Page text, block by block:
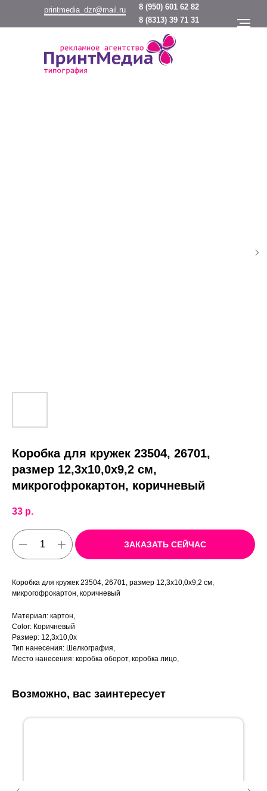
8 (950) 601 62 82
printmedia_dzr@mail.ru
8 (8313) 39 71 31
Коробка для кружек 23504, 26701,
размер 12,3х10,0х9,2 см,
микрогофрокартон, коричневый
33 р.
ЗАКАЗАТЬ СЕЙЧАС
Коробка для кружек 23504, 26701, размер 12,3х10,0х9,2 см,
микрогофрокартон, коричневый
Материал: картон,
Color: Коричневый
Размер: 12,3х10,0х
Тип нанесения: Шелкография,
Место нанесения: коробка оборот, коробка лицо,
Возможно, вас заинтересует